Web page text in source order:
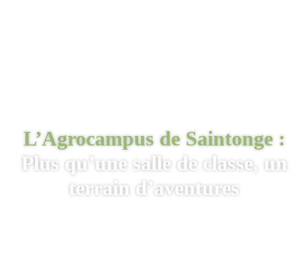
L’Agrocampus de Saintonge :
Plus qu’une salle de classe, un
terrain d’aventures